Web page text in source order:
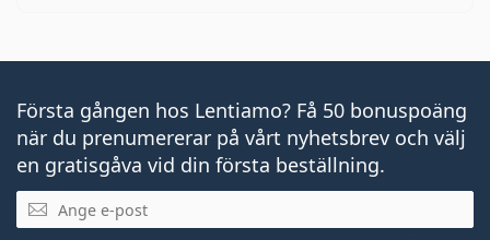
Första gången hos Lentiamo? Få 50 bonuspoäng
när du prenumererar på vårt nyhetsbrev och välj
en gratisgåva vid din första beställning.
Mejladress